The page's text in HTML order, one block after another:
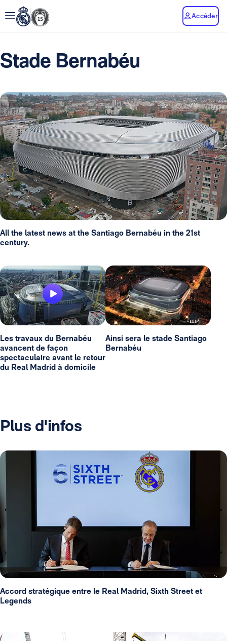
Accéder
Stade Bernabéu
All the latest news at the Santiago Bernabéu in the 21st
century.
Les travaux du Bernabéu
avancent de façon
spectaculaire avant le retour
du Real Madrid à domicile
Ainsi sera le stade Santiago
Bernabéu
Plus d'infos
Accord stratégique entre le Real Madrid, Sixth Street et
Legends